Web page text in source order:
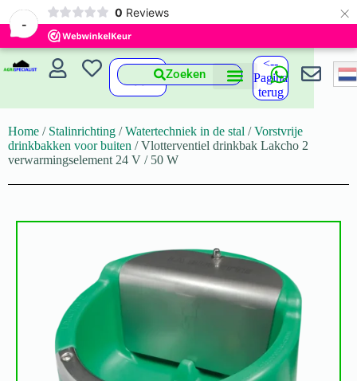
-
0 Reviews ×
Zoeken
<--
Pagina
terug
Home / Stalinrichting /Watertechniek in de stal /Vorstvrije
drinkbakken voor buiten / Vlotterventiel drinkbak Lakcho 2
verwarmingselement 24 V / 50 W